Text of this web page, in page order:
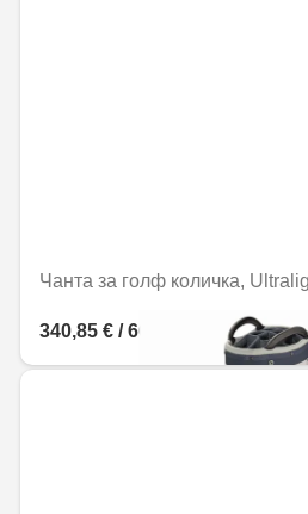
Чанта за голф количка,
340,85 € / 666,64 лв.